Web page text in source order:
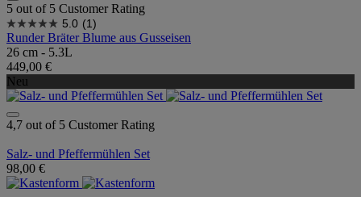
5 out of 5 Customer Rating
5.0 (1)
Runder Bräter Blume aus Gusseisen
26 cm - 5.3L
449,00 €
Neu
4,7 out of 5 Customer Rating
Salz- und Pfeffermühlen Set
98,00 €